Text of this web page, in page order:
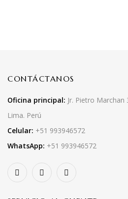
CONTÁCTANOS
Oficina principal: Jr. Pietro
Lima. Perú
Celular: +51 993946572
WhatsApp: +51 993946572